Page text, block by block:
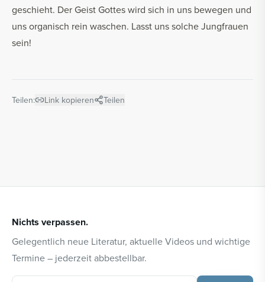
geschieht. Der Geist Gottes wird sich in uns bewegen und
uns organisch rein waschen. Lasst uns solche Jungfrauen
sein!
Teilen: Link kopieren Teilen
Nichts verpassen.
Gelegentlich neue Literatur, aktuelle Videos und wichtige
Termine – jederzeit abbestellbar.